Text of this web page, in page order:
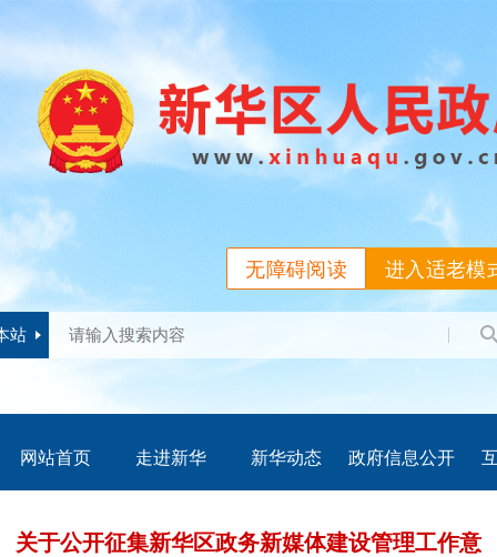
进入适老模
无障碍阅读
站
网站首页 走进新华 新华动态 政府信息公开
关于公开征集新华区政务新媒体建设管理工作意